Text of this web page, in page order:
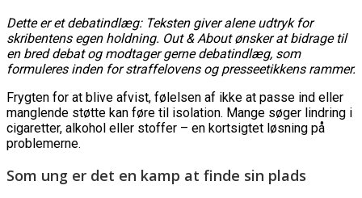
Dette er et debatindlæg: Teksten giver alene udtryk for
skribentens egen holdning. Out & About ønsker at bidrage til
en bred debat og modtager gerne debatindlæg, som
formuleres inden for straffelovens og presseetikkens rammer.
Frygten for at blive afvist, følelsen af ikke at passe ind eller
manglende støtte kan føre til isolation. Mange søger lindring i
cigaretter, alkohol eller stoffer – en kortsigtet løsning på
problemerne.
Som ung er det en kamp at finde sin plads